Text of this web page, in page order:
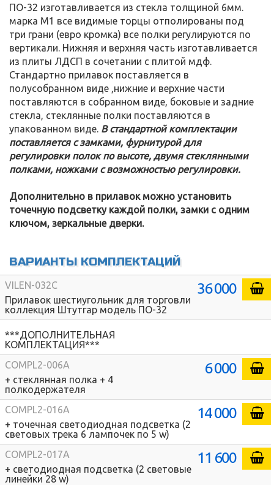
ПО-32 изготавливается из стекла толщиной 6мм.
марка М1 все видимые торцы отполированы под
три грани (евро кромка) все полки регулируются по
вертикали. Нижняя и верхняя часть изготавливается
из плиты ЛДСП в сочетании с плитой мдф.
Стандартно прилавок поставляется в
полусобранном виде ,нижние и верхние части
поставляются в собранном виде, боковые и задние
стекла, стеклянные полки поставляются в
упакованном виде. В стандартной комплектации
поставляется с замками, фурнитурой для
регулировки полок по высоте, двумя стеклянными
полками, ножками с возможностью регулировки.
Дополнительно в прилавок можно установить
точечную подсветку каждой полки, замки с одним
ключом, зеркальные дверки.
ВАРИАНТЫ КОМПЛЕКТАЦИЙ
VILEN-032C
Прилавок шестиугольник для торговли
коллекция Штутгар модель ПО-32
36 000
***ДОПОЛНИТЕЛЬНАЯ
КОМПЛЕКТАЦИЯ***
COMPL2-006A
+ стеклянная полка + 4
полкодержателя
6 000
COMPL2-016A
+ точечная светодиодная подсветка (2
световых трека 6 лампочек по 5 w)
14 000
COMPL2-017A
+ светодиодная подсветка (2 световые
линейки 28 w)
11 600